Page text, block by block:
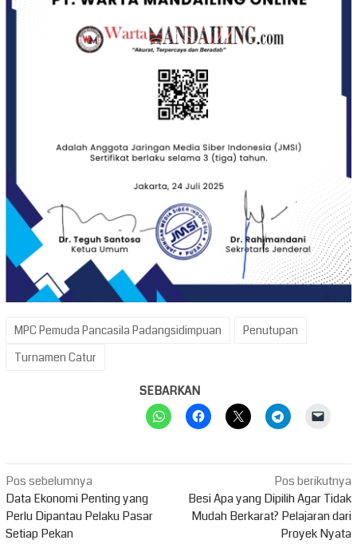
MPC Pemuda Pancasila Padangsidimpuan
Penutupan
Turnamen Catur
SEBARKAN
Navigasi
pos
Pos sebelumnya
Data Ekonomi Penting yang
Perlu Dipantau Pelaku Pasar
Setiap Pekan
Pos berikutnya
Besi Apa yang Dipilih Agar Tidak
Mudah Berkarat? Pelajaran dari
Proyek Nyata